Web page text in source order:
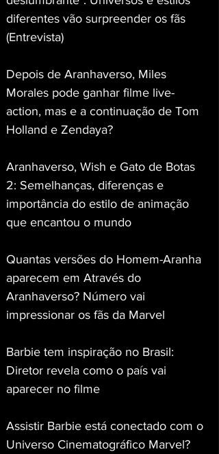
diferentes vão surpreender os fãs
(Entrevista)
Depois de Aranhaverso, Miles
Morales pode ganhar filme live-
action, mas e a continuação de Tom
Holland e Zendaya?
Aranhaverso, Wish e Gato de Botas
2: Semelhanças, diferenças e
importância do estilo de animação
que encantou o mundo
Quantas versões do Homem-Aranha
aparecem em Através do
Aranhaverso? Número vai
impressionar os fãs da Marvel
Barbie tem inspiração no Brasil:
Diretor revela como o país vai
aparecer no filme
Assistir Barbie está conectado com o
Universo Cinematográfico Marvel?